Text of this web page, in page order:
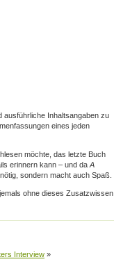
ausführliche Inhaltsangaben zu
eines jeden
möchte, das letzte Buch
erinnern kann – und da A
sondern macht auch Spaß.
ohne dieses Zusatzwissen
Interview »